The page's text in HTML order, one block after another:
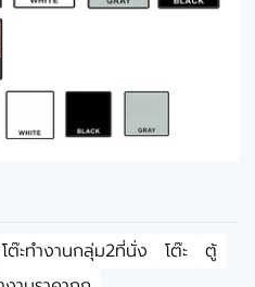
โต๊ะทำงานกลุ่ม2ที่นั่ง โต๊ะ
ตู้